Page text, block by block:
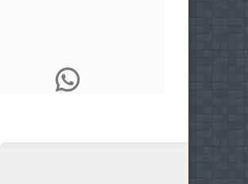
WhatsApp